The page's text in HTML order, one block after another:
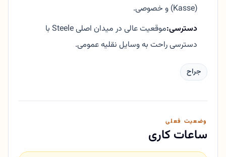
(Kasse) و خصوصی.
دسترسی:
موقعیت عالی در میدان اصلی Steele با
دسترسی راحت به وسایل نقلیه عمومی.
جراح
وضعیت فعلی
ساعات کاری